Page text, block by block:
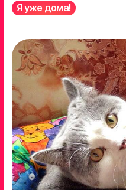
Я уже дома!